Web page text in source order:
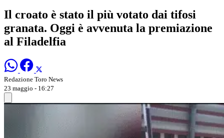
Il croato è stato il più votato dai tifosi
granata. Oggi è avvenuta la premiazione
al Filadelfia
Redazione Toro News
23 maggio - 16:27